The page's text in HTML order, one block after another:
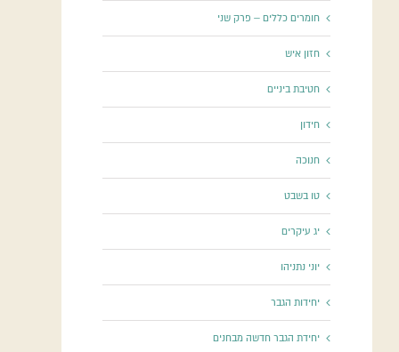
חומרים כללים – פרק שני
חזון איש
חטיבת ביניים
חידון
חנוכה
טו בשבט
יג עיקרים
יוני נתניהו
יחידות הגבר
יחידת הגבר חדשה מבחנים